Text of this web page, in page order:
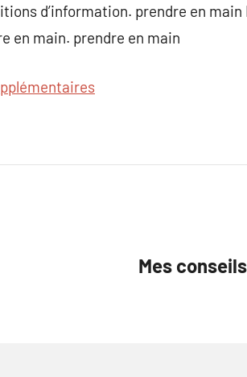
d’information. prendre en
en main. prendre en main
Mes